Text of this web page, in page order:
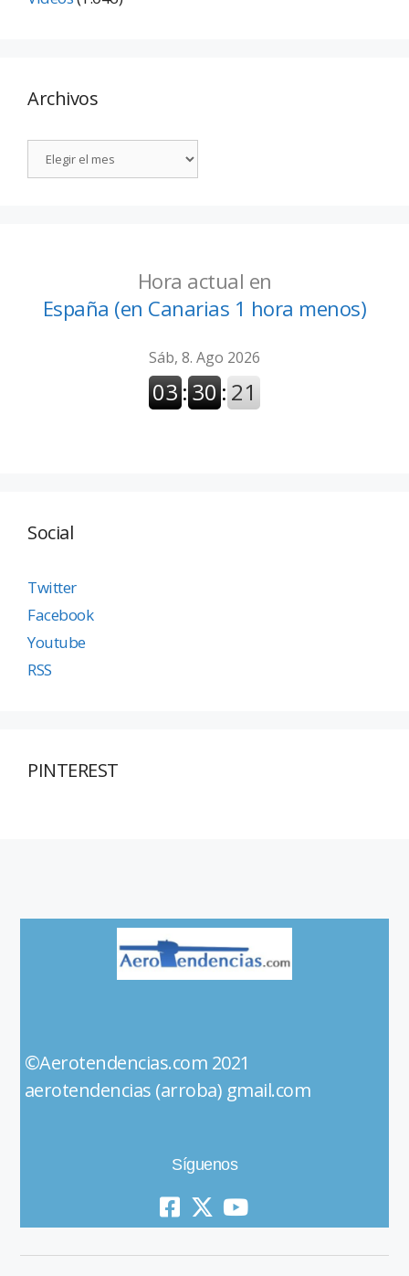
Archivos
Hora actual en
España (en Canarias 1 hora menos)
Social
Twitter
Facebook
Youtube
RSS
PINTEREST
©Aerotendencias.com 2021
aerotendencias (arroba) gmail.com
Síguenos